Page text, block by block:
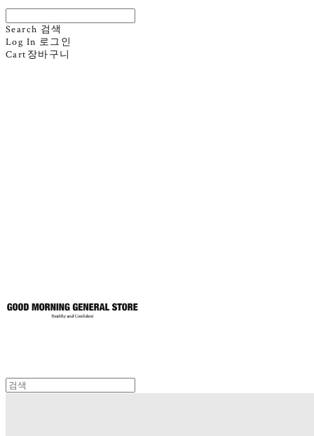
Search 검색
Log In 로그인
Cart 장바구니